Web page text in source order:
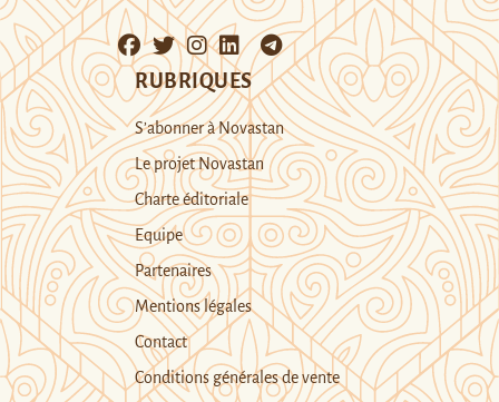
RUBRIQUES
S’abonner à Novastan
Le projet Novastan
Charte éditoriale
Equipe
Partenaires
Mentions légales
Contact
Conditions générales de vente